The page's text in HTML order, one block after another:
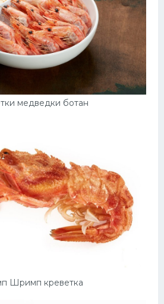
медведки ботан
Шримп креветка